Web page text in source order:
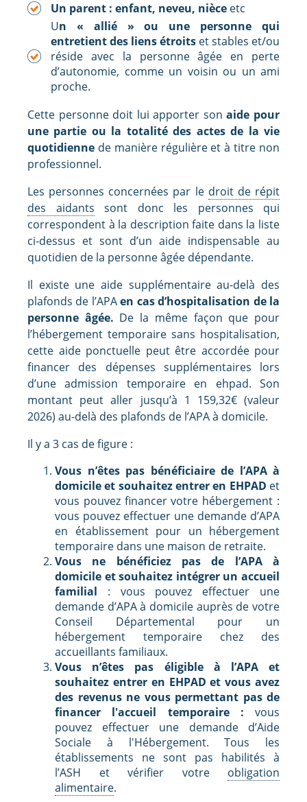
Un parent : enfant, neveu, nièce etc
Un « allié » ou une personne qui
entretient des liens étroits et stables et/ou
réside avec la personne âgée en perte
d’autonomie, comme un voisin ou un ami
proche.
Cette personne doit lui apporter sonaide pour
une partie ou la totalité des actes de la vie
quotidienne de manière régulière et à titre non
professionnel.
Les personnes concernées par le droit de répit
des aidants sont donc les personnes qui
correspondent à la description faite dans la liste
ci-dessus et sont d’un aide indispensable au
quotidien de la personne âgée dépendante.
Il existe une aide supplémentaire au-delà des
plafonds de l’APAen cas d’hospitalisation de la
personne âgée. De la même façon que pour
l’hébergement temporaire sans hospitalisation,
cette aide ponctuelle peut être accordée pour
financer des dépenses supplémentaires lors
d’une admission temporaire en ehpad. Son
montant peut aller jusqu’à 1 159,32€ (valeur
2026) au-delà des plafonds de l’APA à domicile.
Il y a 3 cas de figure :
Vous n’êtes pas bénéficiaire de l’APA à
domicile et souhaitez entrer en EHPAD et
vous pouvez financer votre hébergement :
vous pouvez effectuer une demande d’APA
en établissement pour un hébergement
temporaire dans une maison de retraite.
Vous ne bénéficiez pas de l’APA à
domicile et souhaitez intégrer un accueil
familial : vous pouvez effectuer une
demande d’APA à domicile auprès de votre
Conseil Départemental pour un
hébergement temporaire chez des
accueillants familiaux.
Vous n’êtes pas éligible à l’APA et
souhaitez entrer en EHPAD et vous avez
des revenus ne vous permettant pas de
financer l'accueil temporaire : vous
pouvez effectuer une demande d’Aide
Sociale à l'Hébergement. Tous les
établissements ne sont pas habilités à
l’ASH et vérifier votre obligation
alimentaire.